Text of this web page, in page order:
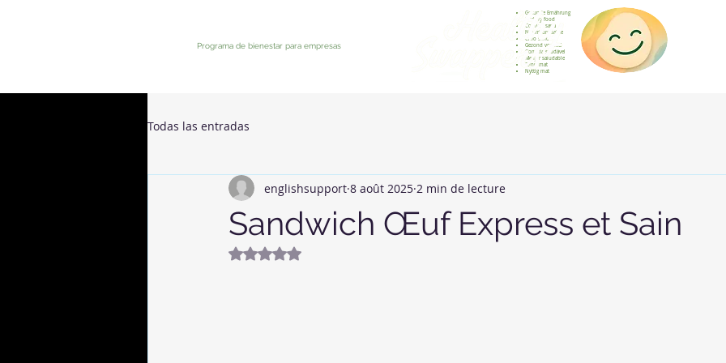
Programa de bienestar para empresas
Gesunde Ernährung
Healthy food
Comida sana
Nourriture saine
Cibo sano
Gezond voedsel
Comida saudável
Menjar saludable
Sunn mat
Nyttig mat
Todas las entradas
Sandwich Œuf Express et Sain
englishsupport 8 août 2025 2 min de lecture
Noté NaN étoiles sur 5.